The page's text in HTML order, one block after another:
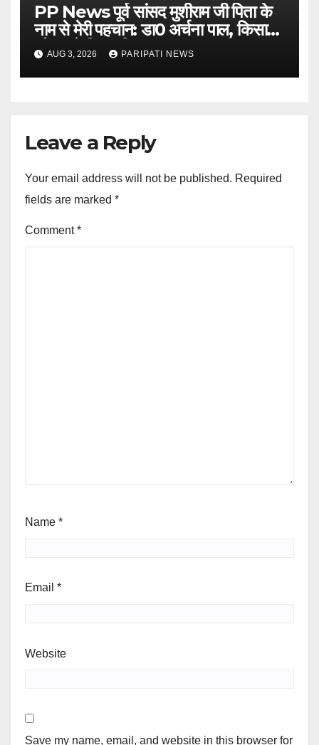
PP News पूर्व सांसद मुशीराम जी पिता के
नाम से मेरी पहचान: डा0 अर्चना पाल, किसान
चौपाल में दिया परिचय
AUG 3, 2026 PARIPATI NEWS
Leave a Reply
Your email address will not be published. Required
fields are marked *
Comment*
Name *
Email *
Website
Save my name, email, and website in this browser for